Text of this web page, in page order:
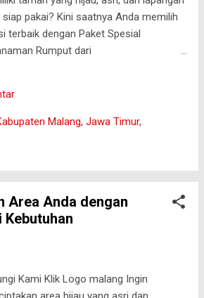
taman elite dan halaman rumah
Kentucky Bluegrass : Rumput musim
yang tetap hijau segar meskipun
kondisi cuaca ekstrem, sering
...
siap pakai? Kini saatnya Anda memilih
terbaik dengan Paket Spesial
Rumput dari
profesional untuk memastikan
Anda tampak sempurna dan tahan
memiliki kebutuhan unik. Oleh
itu, kami menghadirkan paket lengkap
khusus agar Anda
hasil terbaik: Konsultasi Gratis
membantu Anda memilih jenis rumput
olahraga, maupun area publik.
Malang, Jawa Timur,
Area Anda dengan
Kebutuhan
Kami Klik Logo malang Ingin